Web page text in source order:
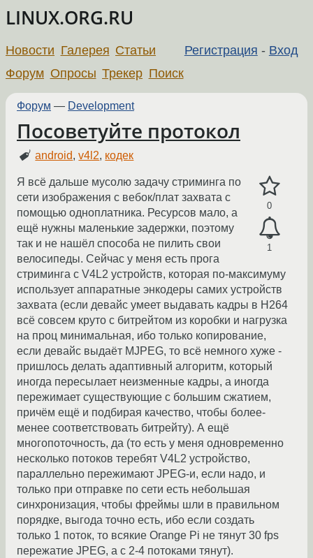
LINUX.ORG.RU
Регистрация - Вход
Новости Галерея Статьи
Форум Опросы Трекер Поиск
Форум — Development
Посоветуйте протокол
android,v4l2, кодек
0
1
Я всё дальше мусолю задачу стриминга по
сети изображения с вебок/плат захвата с
помощью одноплатника. Ресурсов мало, а
ещё нужны маленькие задержки, поэтому
так и не нашёл способа не пилить свои
велосипеды. Сейчас у меня есть прога
стриминга с V4L2 устройств, которая по-максимуму
использует аппаратные энкодеры самих устройств
захвата (если девайс умеет выдавать кадры в H264
всё совсем круто с битрейтом из коробки и нагрузка
на проц минимальная, ибо только копирование,
если девайс выдаёт MJPEG, то всё немного хуже -
пришлось делать адаптивный алгоритм, который
иногда пересылает неизменные кадры, а иногда
пережимает существующие с большим сжатием,
причём ещё и подбирая качество, чтобы более-
менее соответствовать битрейту). А ещё
многопоточность, да (то есть у меня одновременно
несколько потоков теребят V4L2 устройство,
параллельно пережимают JPEG-и, если надо, и
только при отправке по сети есть небольшая
синхронизация, чтобы фреймы шли в правильном
порядке, выгода точно есть, ибо если создать
только 1 поток, то всякие Orange Pi не тянут 30 fps
пережатие JPEG, а с 2-4 потоками тянут).